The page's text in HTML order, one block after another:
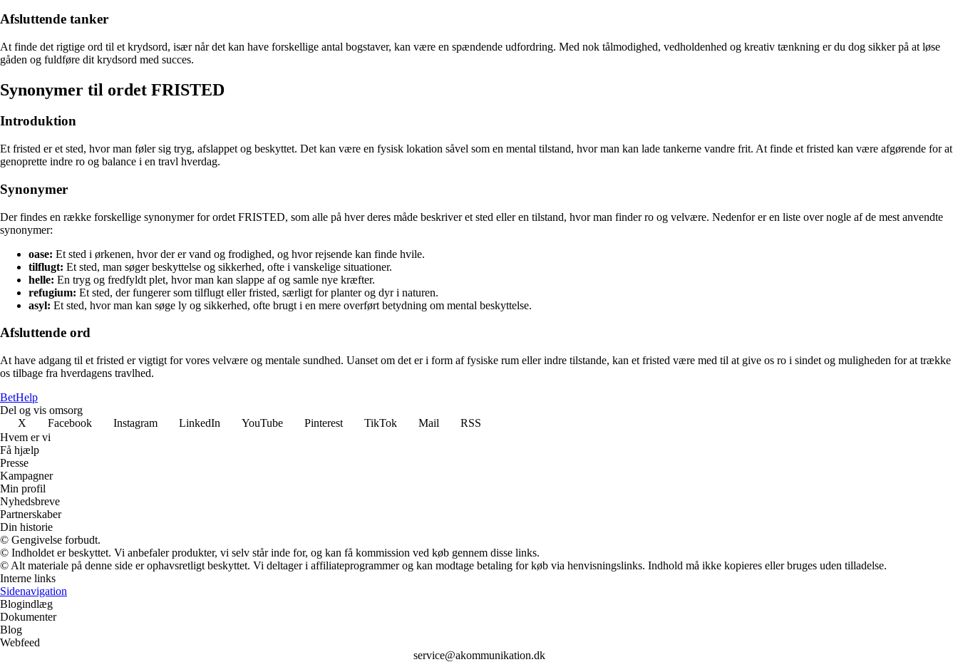
Afsluttende tanker
At finde det rigtige ord til et krydsord, især når det kan have forskellige antal bogstaver, kan være en spændende udfordring. Med nok tålmodighed, vedholdenhed og kreativ tænkning er du dog sikker på at løse
gåden og fuldføre dit krydsord med succes.
Synonymer til ordet FRISTED
Introduktion
Et fristed er et sted, hvor man føler sig tryg, afslappet og beskyttet. Det kan være en fysisk lokation såvel som en mental tilstand, hvor man kan lade tankerne vandre frit. At finde et fristed kan være afgørende for at
genoprette indre ro og balance i en travl hverdag.
Synonymer
Der findes en række forskellige synonymer for ordet FRISTED, som alle på hver deres måde beskriver et sted eller en tilstand, hvor man finder ro og velvære. Nedenfor er en liste over nogle af de mest anvendte
synonymer:
oase: Et sted i ørkenen, hvor der er vand og frodighed, og hvor rejsende kan finde hvile.
tilflugt: Et sted, man søger beskyttelse og sikkerhed, ofte i vanskelige situationer.
helle: En tryg og fredfyldt plet, hvor man kan slappe af og samle nye kræfter.
refugium: Et sted, der fungerer som tilflugt eller fristed, særligt for planter og dyr i naturen.
asyl: Et sted, hvor man kan søge ly og sikkerhed, ofte brugt i en mere overført betydning om mental beskyttelse.
Afsluttende ord
At have adgang til et fristed er vigtigt for vores velvære og mentale sundhed. Uanset om det er i form af fysiske rum eller indre tilstande, kan et fristed være med til at give os ro i sindet og muligheden for at trække
os tilbage fra hverdagens travlhed.
BetHelp
Del og vis omsorg
X
Facebook Instagram LinkedIn YouTube Pinterest TikTok Mail
RSS
Hvem er vi
Få hjælp
Presse
Kampagner
Min profil
Nyhedsbreve
Partnerskaber
Din historie
© Gengivelse forbudt.
© Indholdet er beskyttet. Vi anbefaler produkter, vi selv står inde for, og kan få kommission ved køb gennem disse links.
© Alt materiale på denne side er ophavsretligt beskyttet. Vi deltager i affiliateprogrammer og kan modtage betaling for køb via henvisningslinks. Indhold må ikke kopieres eller bruges uden tilladelse.
Interne links
Sidenavigation
Blogindlæg
Dokumenter
Blog
Webfeed
service@akommunikation.dk